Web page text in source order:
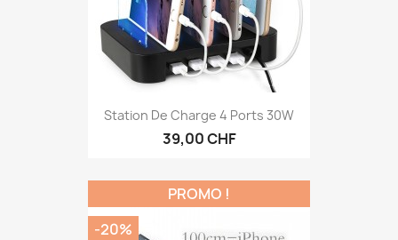
Station De Charge 4 Ports 30W
39,00 CHF
PROMO !
-20%